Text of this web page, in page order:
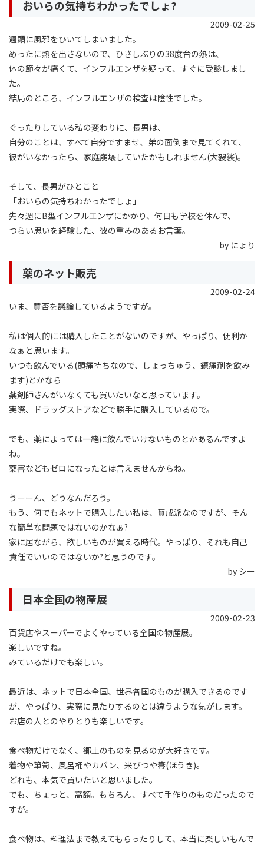
おいらの気持ちわかったでしょ?
2009-02-25
週頭に風邪をひいてしまいました。
めったに熱を出さないので、ひさしぶりの38度台の熱は、
体の節々が痛くて、インフルエンザを疑って、すぐに受診しまし
た。
結局のところ、インフルエンザの検査は陰性でした。
ぐったりしている私の変わりに、長男は、
自分のことは、すべて自分ですませ、弟の面倒まで見てくれて、
彼がいなかったら、家庭崩壊していたかもしれません(大袈裟)。
そして、長男がひとこと
「おいらの気持ちわかったでしょ」
先々週にB型インフルエンザにかかり、何日も学校を休んで、
つらい思いを経験した、彼の重みのあるお言葉。
by にょり
薬のネット販売
2009-02-24
いま、賛否を議論しているようですが。
私は個人的には購入したことがないのですが、やっぱり、便利か
なぁと思います。
いつも飲んでいる(頭痛持ちなので、しょっちゅう、鎮痛剤を飲み
ます)とかなら
薬剤師さんがいなくても買いたいなと思っています。
実際、ドラッグストアなどで勝手に購入しているので。
でも、薬によっては一緒に飲んでいけないものとかあるんですよ
ね。
薬害などもゼロになったとは言えませんからね。
うーーん、どうなんだろう。
もう、何でもネットで購入したい私は、賛成派なのですが、そん
な簡単な問題ではないのかなぁ?
家に居ながら、欲しいものが買える時代。やっぱり、それも自己
責任でいいのではないか?と思うのです。
by シー
日本全国の物産展
2009-02-23
百貨店やスーパーでよくやっている全国の物産展。
楽しいですね。
みているだけでも楽しい。
最近は、ネットで日本全国、世界各国のものが購入できるのです
が、やっぱり、実際に見たりするのとは違うような気がします。
お店の人とのやりとりも楽しいです。
食べ物だけでなく、郷土のものを見るのが大好きです。
着物や箪笥、風呂桶やカバン、米びつや箒(ほうき)。
どれも、本気で買いたいと思いました。
でも、ちょっと、高額。もちろん、すべて手作りのものだったので
すが。
食べ物は、料理法まで教えてもらったりして、本当に楽しいもんで